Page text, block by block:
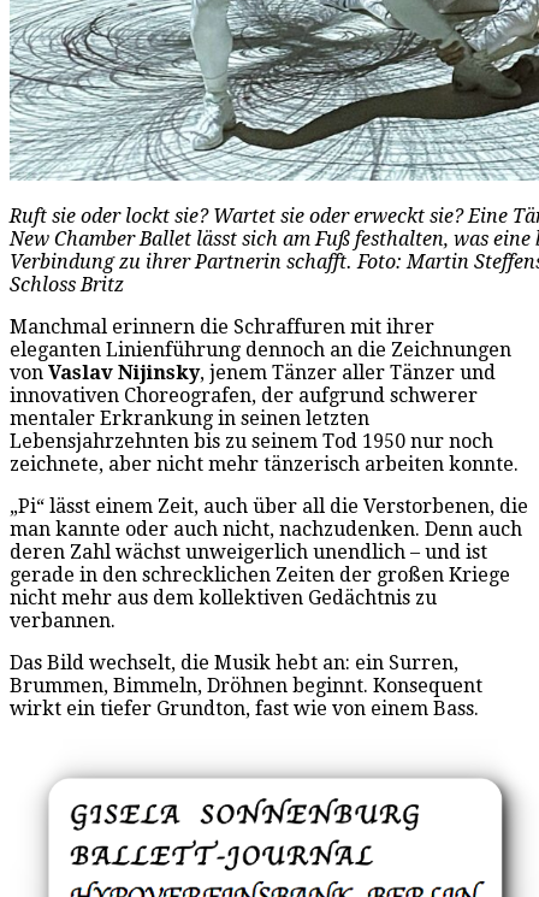
Ruft sie oder lockt sie? Wartet sie oder erweckt sie? Eine
New Chamber Ballet lässt sich am Fuß festhalten, was eine
Verbindung zu ihrer Partnerin schafft. Foto: Martin
Schloss Britz
Manchmal erinnern die Schraffuren mit ihrer
eleganten Linienführung dennoch an die Zeichnungen
von Vaslav Nijinsky, jenem Tänzer aller Tänzer und
innovativen Choreografen, der aufgrund schwerer
mentaler Erkrankung in seinen letzten
Lebensjahrzehnten bis zu seinem Tod 1950 nur noch
zeichnete, aber nicht mehr tänzerisch arbeiten konnte.
„Pi“ lässt einem Zeit, auch über all die Verstorbenen, die
man kannte oder auch nicht, nachzudenken. Denn auch
deren Zahl wächst unweigerlich unendlich – und ist
gerade in den schrecklichen Zeiten der großen Kriege
nicht mehr aus dem kollektiven Gedächtnis zu
verbannen.
Das Bild wechselt, die Musik hebt an: ein Surren,
Brummen, Bimmeln, Dröhnen beginnt. Konsequent
wirkt ein tiefer Grundton, fast wie von einem Bass.